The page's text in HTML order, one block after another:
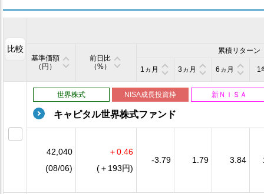
比較
基準価額
（円）
前日比
（%）
累積リターン
1ヵ月 3ヵ月 6ヵ月 1
世界株式 NISA成長投資枠 新ＮＩＳＡ
キャピタル世界株式ファンド
42,040
(08/06)
＋0.46
(＋193円)
-3.79 1.79 3.84